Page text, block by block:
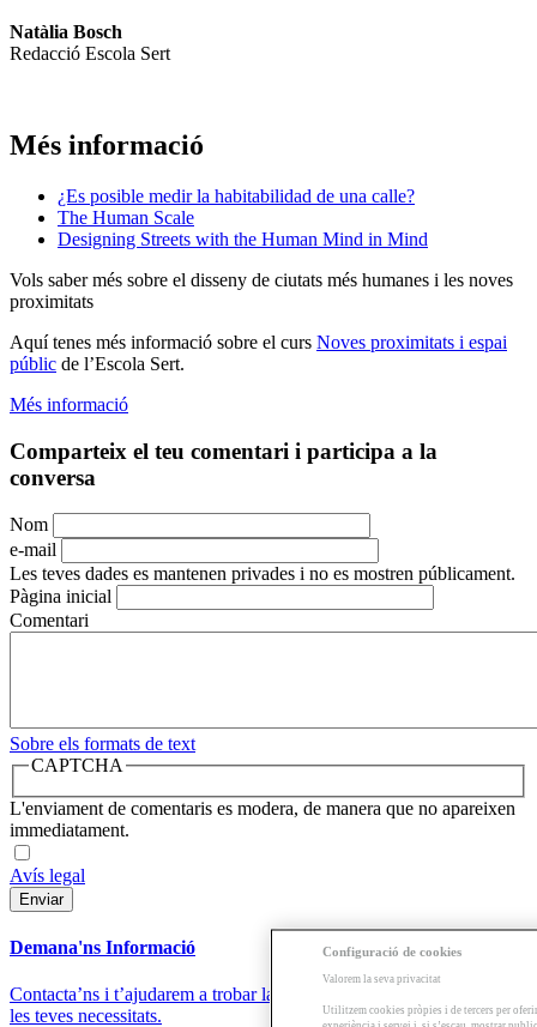
Natàlia Bosch
Redacció Escola Sert
Més informació
¿Es posible medir la habitabilidad de una calle?
The Human Scale
Designing Streets with the Human Mind in Mind
Vols saber més sobre el disseny de ciutats més humanes i les noves
proximitats
Aquí tenes més informació sobre el curs Noves proximitats i espai
públic de l’Escola Sert.
Més informació
Comparteix el teu comentari i participa a la
conversa
Nom
e-mail
Les teves dades es mantenen privades i no es mostren públicament.
Pàgina inicial
Comentari
Sobre els formats de text
CAPTCHA
L'enviament de comentaris es modera, de manera que no apareixen
immediatament.
Avís legal
Demana'ns Informació
Contacta’ns i t’ajudarem a trobar la formació que millor s’adapti a
les teves necessitats.
Configuració de cookies
Valorem la seva privacitat
Utilitzem cookies pròpies i de tercers per